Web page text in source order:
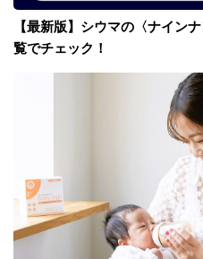
【最新版】シウマの〈ナイン
覧でチェック！